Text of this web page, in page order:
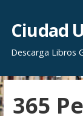
r
a
l
Ciudad
Descarga Libros
365